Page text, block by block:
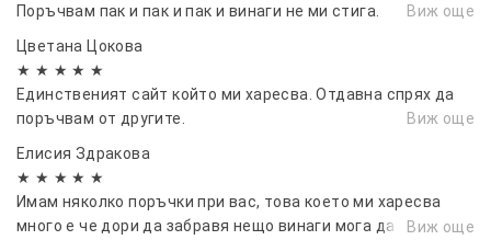
Поръчвам пак и пак и пак и винаги не ми стига.
Виж още
Цветана Цокова
★ ★ ★ ★ ★
Единственият сайт който ми харесва. Отдавна спрях да
поръчвам от другите.
Виж още
Елисия Здракова
★ ★ ★ ★ ★
Имам няколко поръчки при вас, това което ми харесва
много е че дори да забравя нещо винаги мога да добавя.
Виж още